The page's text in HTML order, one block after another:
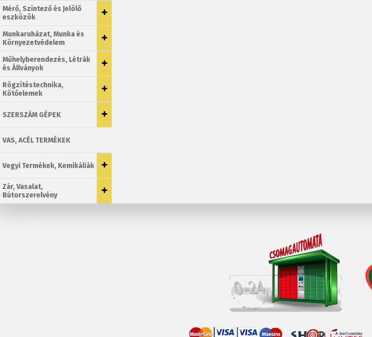
Mérő, Szintező és Jelölő
eszközök
Munkaruházat, Munka és
Környezetvédelem
Műhelyberendezés, Létrák
és Állványok
Rögzítéstechnika,
Kötőelemek
SZERSZÁM GÉPEK
VAS, ACÉL TERMÉKEK
Vegyi Termékek, Kemikáliák
Zár, Vasalat,
Bútorszerelvény